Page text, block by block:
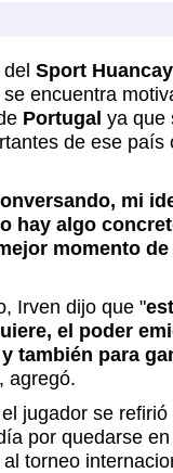
Sport
se encuentra
Portugal ya que
de ese
mi
hay algo
momento
Irven dijo que "
el poder
también para
, agregó.
jugador se
por quedarse
al torneo